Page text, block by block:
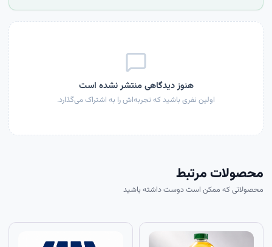
هنوز دیدگاهی منتشر نشده است
اولین نفری باشید که تجربه‌اش را به اشتراک می‌گذارد.
محصولات مرتبط
محصولاتی که ممکن است دوست داشته باشید